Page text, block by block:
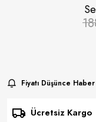
Fiyatı Düşünce
Ücretsiz Kargo